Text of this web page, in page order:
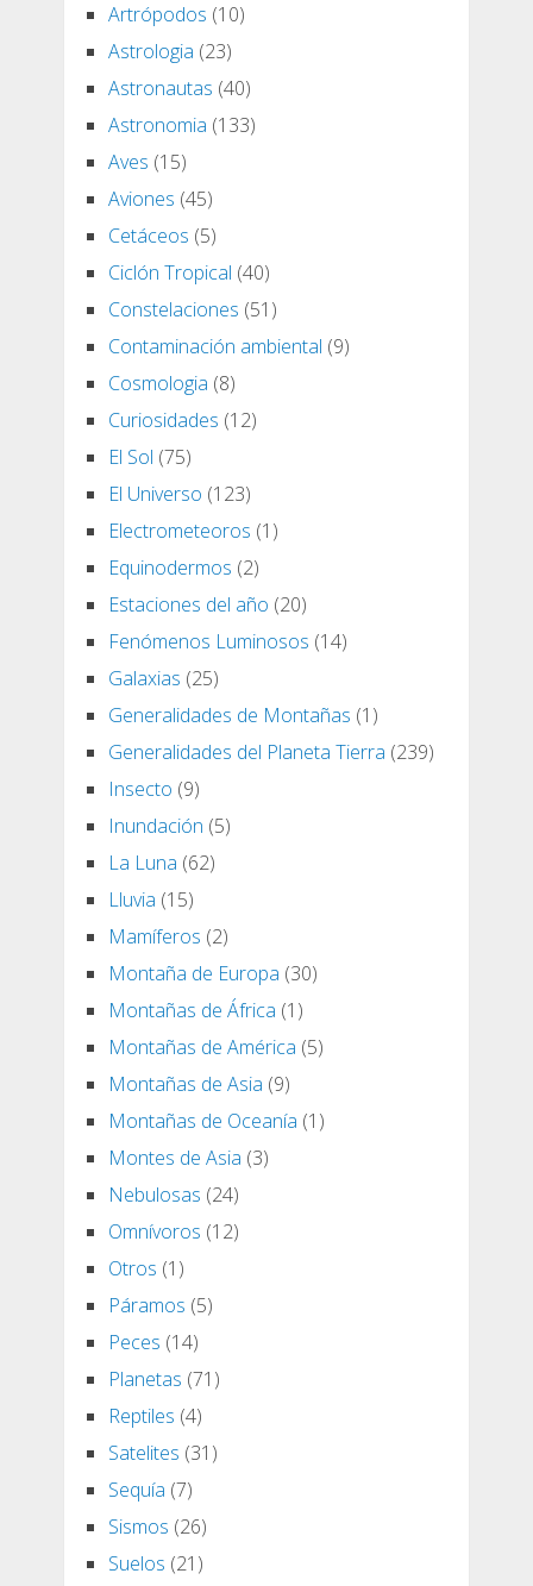
Artrópodos (10)
Astrologia (23)
Astronautas (40)
Astronomia (133)
Aves (15)
Aviones (45)
Cetáceos (5)
Ciclón Tropical (40)
Constelaciones (51)
Contaminación ambiental (9)
Cosmologia (8)
Curiosidades (12)
El Sol (75)
El Universo (123)
Electrometeoros (1)
Equinodermos (2)
Estaciones del año (20)
Fenómenos Luminosos (14)
Galaxias (25)
Generalidades de Montañas (1)
Generalidades del Planeta Tierra (239)
Insecto (9)
Inundación (5)
La Luna (62)
Lluvia (15)
Mamíferos (2)
Montaña de Europa (30)
Montañas de África (1)
Montañas de América (5)
Montañas de Asia (9)
Montañas de Oceanía (1)
Montes de Asia (3)
Nebulosas (24)
Omnívoros (12)
Otros (1)
Páramos (5)
Peces (14)
Planetas (71)
Reptiles (4)
Satelites (31)
Sequía (7)
Sismos (26)
Suelos (21)